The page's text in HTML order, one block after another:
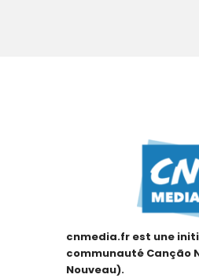
cnmedia.fr est une
communauté Canção
Nouveau).